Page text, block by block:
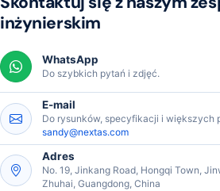
inżynierskim
WhatsApp
Do szybkich pytań i zdjęć.
E-mail
Do rysunków, specyfikacji i większych
sandy@nextas.com
Adres
No. 19, Jinkang Road, Hongqi Town,
Zhuhai, Guangdong, China